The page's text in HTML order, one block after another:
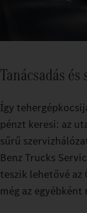
Tanácsadás
Így
pénzt keresi: az
sűrű
Benz Trucks
teszik lehetővé az
még az